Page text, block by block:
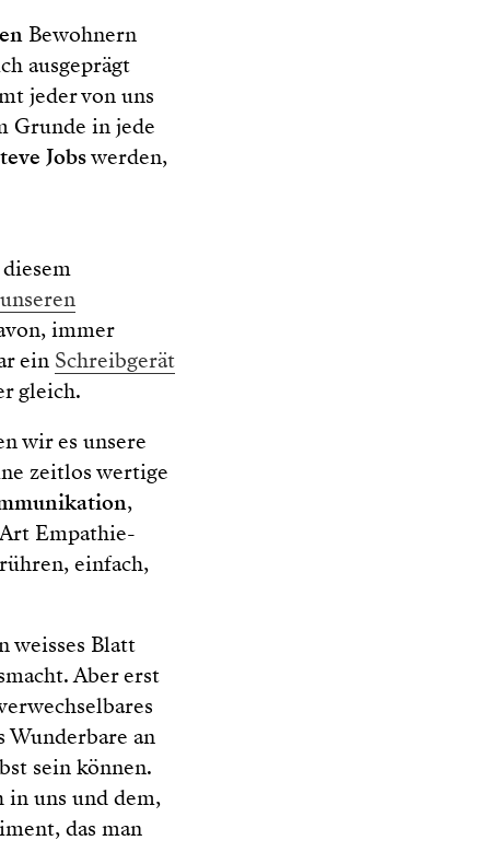
Bewohnern
ausgeprägt
jeder von uns
Grunde in jede
Jobswerden,
unseren
immer
ein Schreibgerät
gleich.
wir es unsere
zeitlos wertige
,
Empathie-
einfach,
weisses Blatt
Aber erst
Wunderbare an
sein können.
in uns und dem,
das man